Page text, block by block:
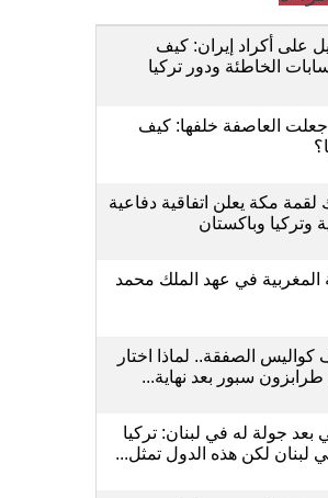
على أكراد إيران: كيف
الخاطئة ودور تركيا
جعلت العاصفة خلفها: كيف
مكة يعلن اتفاقية دفاعية
وتركيا وباكستان
المغربية في عهد الملك محمد
الصفقة.. لماذا اختار
سبور بعد نهاية...
جولة له في لبنان: تركيا
لبنان لكن هذه الدول تمثل...